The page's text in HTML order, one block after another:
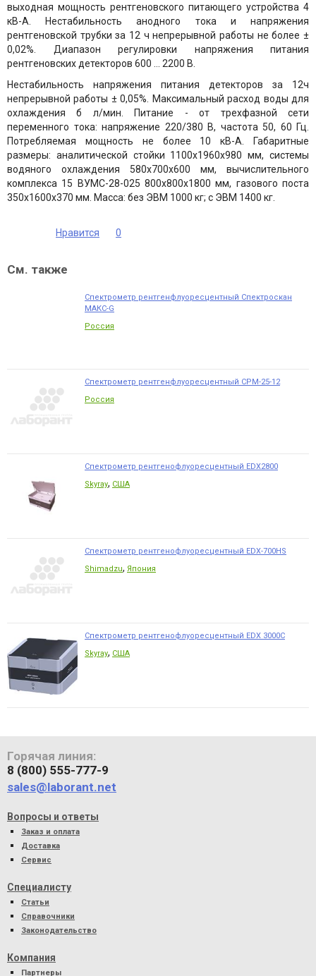
выходная мощность рентгеновского питающего устройства 4
кВ-А. Нестабильность анодного тока и напряжения
рентгеновской трубки за 12 ч непрерывной работы не более ±
0,02%. Диапазон регулировки напряжения питания
рентгеновских детекторов 600 ... 2200 В.
Нестабильность напряжения питания детекторов за 12ч
непрерывной работы ± 0,05%. Максимальный расход воды для
охлаждения б л/мин. Питание - от трехфазной сети
переменного тока: напряжение 220/380 В, частота 50, 60 Гц.
Потребляемая мощность не более 10 кВ-А. Габаритные
размеры: аналитической стойки 1100х1960х980 мм, системы
водяного охлаждения 580х700х600 мм, вычислительного
комплекса 15 ВУМС-28-025 800х800х1800 мм, газового поста
350х1600х370 мм. Масса: без ЭВМ 1000 кг; с ЭВМ 1400 кг.
Нравится 0
См. также
Спектрометр рентгенфлуоресцентный Спектроскан
МАКС-G
Россия
Спектрометр рентгенфлуоресцентный СРМ-25-12
Россия
Спектрометр рентгенофлуоресцентный EDX2800
Skyray, США
Спектрометр рентгенофлуоресцентный EDX-700HS
Shimadzu, Япония
Спектрометр рентгенофлуоресцентный EDX 3000C
Skyray, США
Горячая линия:
8 (800) 555-777-9
sales@laborant.net
Вопросы и ответы
Заказ и оплата
Доставка
Сервис
Специалисту
Статьи
Справочники
Законодательство
Компания
Партнеры